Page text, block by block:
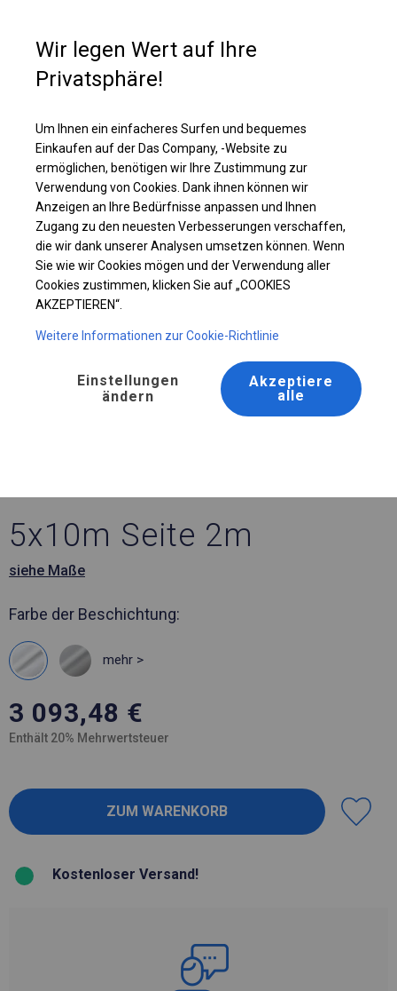
Ganzjähriges Catering-Zelt | 5x10 m
5x10m Seite 2m
siehe Maße
Farbe der Beschichtung:
mehr >
3 093,48 €
Enthält 20% Mehrwertsteuer
Kostenloser Versand!
Wir legen Wert auf Ihre
Privatsphäre!
Um Ihnen ein einfacheres Surfen und bequemes
Einkaufen auf der Das Company, -Website zu
ermöglichen, benötigen wir Ihre Zustimmung zur
Verwendung von Cookies. Dank ihnen können wir
Anzeigen an Ihre Bedürfnisse anpassen und Ihnen
Zugang zu den neuesten Verbesserungen verschaffen,
die wir dank unserer Analysen umsetzen können. Wenn
Sie wie wir Cookies mögen und der Verwendung aller
Cookies zustimmen, klicken Sie auf „COOKIES
AKZEPTIEREN“.
Weitere Informationen zur Cookie-Richtlinie
Einstellungen
ändern
Akzeptiere
alle